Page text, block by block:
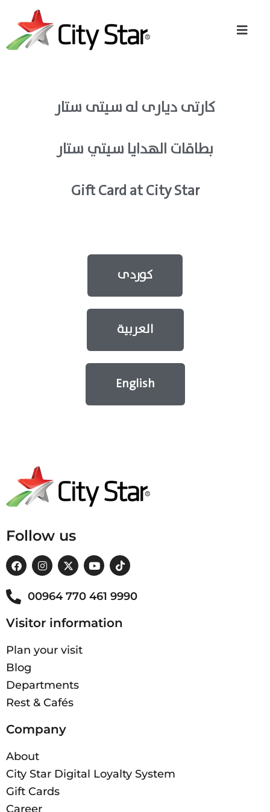
کارتی دیاری لە سیتی ستار
بطاقات الهدايا سيتي ستار
Gift Card at City Star
کوردی
العربية
English
Follow us
00964 770 461 9990
Visitor information
Plan your visit
Blog
Departments
Rest & Cafés
Company
About
City Star Digital Loyalty System
Gift Cards
Career